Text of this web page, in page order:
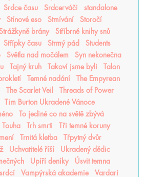
Srdce času Srdcerváči
standalone
Stínové eso Stmívání
Storočí
brány
Stříbrné knihy snů
Střípky času Strmý pád
Students
Světla nad močálem
Syn nekonečna
Tajný kruh Takoví jsme byli
Talon
Temné nadání
The Empyrean
The Scarlet Veil
Threads of Power
Tim Burton Ukradené Vánoce
To jediné co na světě zbývá
Touha Trh smrti
Tři temné koruny
Trnitá kletba
Třpytný dvůr
Uchvatitelé říší
Ukradený dědic
Upíří deníky
Úsvit temna
Vampýrská akademie
Vardari